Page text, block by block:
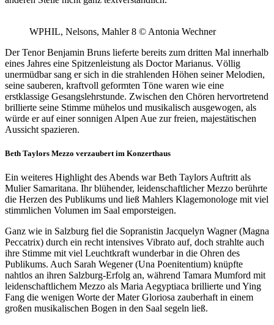
WPHIL, Nelsons, Mahler 8 © Antonia Wechner
Der Tenor Benjamin Bruns lieferte bereits zum dritten Mal innerhalb
eines Jahres eine Spitzenleistung als Doctor Marianus. Völlig
unermüdbar sang er sich in die strahlenden Höhen seiner Melodien,
seine sauberen, kraftvoll geformten Töne waren wie eine
erstklassige Gesangslehrstunde. Zwischen den Chören hervortretend
brillierte seine Stimme mühelos und musikalisch ausgewogen, als
würde er auf einer sonnigen Alpen Aue zur freien, majestätischen
Aussicht spazieren.
Beth Taylors Mezzo verzaubert im Konzerthaus
Ein weiteres Highlight des Abends war Beth Taylors Auftritt als
Mulier Samaritana. Ihr blühender, leidenschaftlicher Mezzo berührte
die Herzen des Publikums und ließ Mahlers Klagemonologe mit viel
stimmlichen Volumen im Saal emporsteigen.
Ganz wie in Salzburg fiel die Sopranistin Jacquelyn Wagner (Magna
Peccatrix) durch ein recht intensives Vibrato auf, doch strahlte auch
ihre Stimme mit viel Leuchtkraft wunderbar in die Ohren des
Publikums. Auch Sarah Wegener (Una Poenitentium) knüpfte
nahtlos an ihren Salzburg-Erfolg an, während Tamara Mumford mit
leidenschaftlichem Mezzo als Maria Aegyptiaca brillierte und Ying
Fang die wenigen Worte der Mater Gloriosa zauberhaft in einem
großen musikalischen Bogen in den Saal segeln ließ.